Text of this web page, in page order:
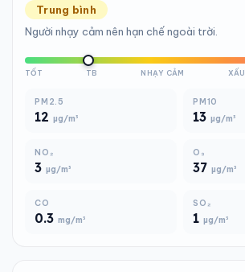
Trung bình
Người nhạy cảm nên hạn chế ngoài trời.
TỐT TB NHẠY CẢM XẤU
PM2.5
12 µg/m³
PM10
13 µg/m³
NO₂
3 µg/m³
O₃
37 µg/m³
CO
0.3 mg/m³
SO₂
1 µg/m³